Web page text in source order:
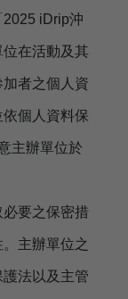
iDrip沖
在活動及其
者之個人資
個人資料保
主辦單位於
要之保密措
主辦單位之
法以及主管